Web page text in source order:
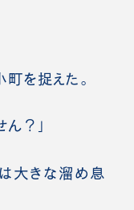
を捉えた。
ん？」
大きな溜め息